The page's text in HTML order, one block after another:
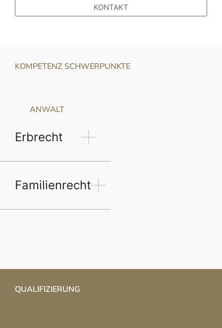
KONTAKT
KOMPETENZ SCHWERPUNKTE
ANWALT
Erbrecht
Familienrecht
QUALIFIZIERUNG